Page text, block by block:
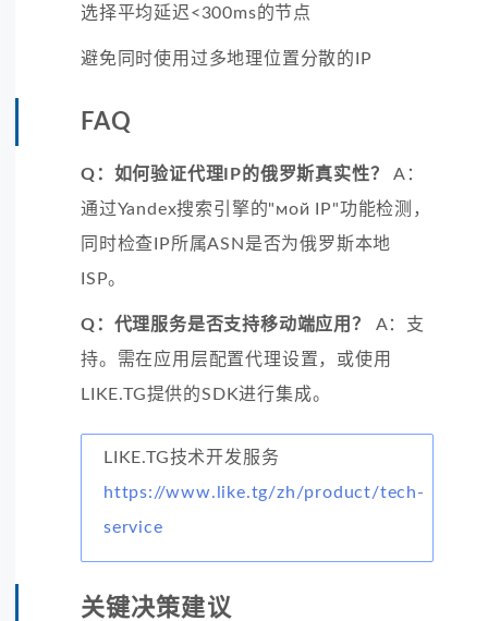
选择平均延迟<300ms的节点
避免同时使用过多地理位置分散的IP
FAQ
Q：如何验证代理IP的俄罗斯真实性？
A：
通过Yandex搜索引擎的"мой IP"功能检测，
同时检查IP所属ASN是否为俄罗斯本地
ISP。
Q：代理服务是否支持移动端应用？
A：支
持。需在应用层配置代理设置，或使用
LIKE.TG提供的SDK进行集成。
LIKE.TG技术开发服务
https://www.like.tg/zh/product/tech-
service
关键决策建议